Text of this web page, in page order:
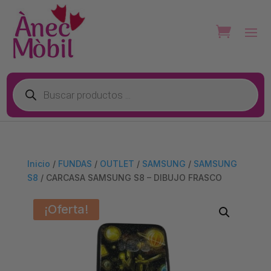
Búsqueda
de
productos
Inicio / FUNDAS / OUTLET / SAMSUNG / SAMSUNG
S8 / CARCASA SAMSUNG S8 – DIBUJO FRASCO
¡Oferta!